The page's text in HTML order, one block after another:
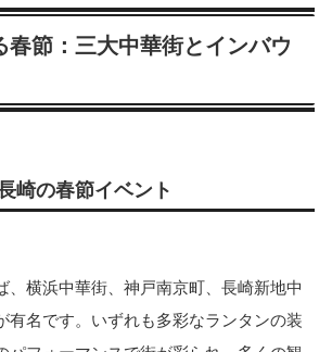
春節：三大中華街とインバウ
崎の春節イベント
、横浜中華街、神戸南京町、長崎新地中
有名です。いずれも多彩なランタンの装